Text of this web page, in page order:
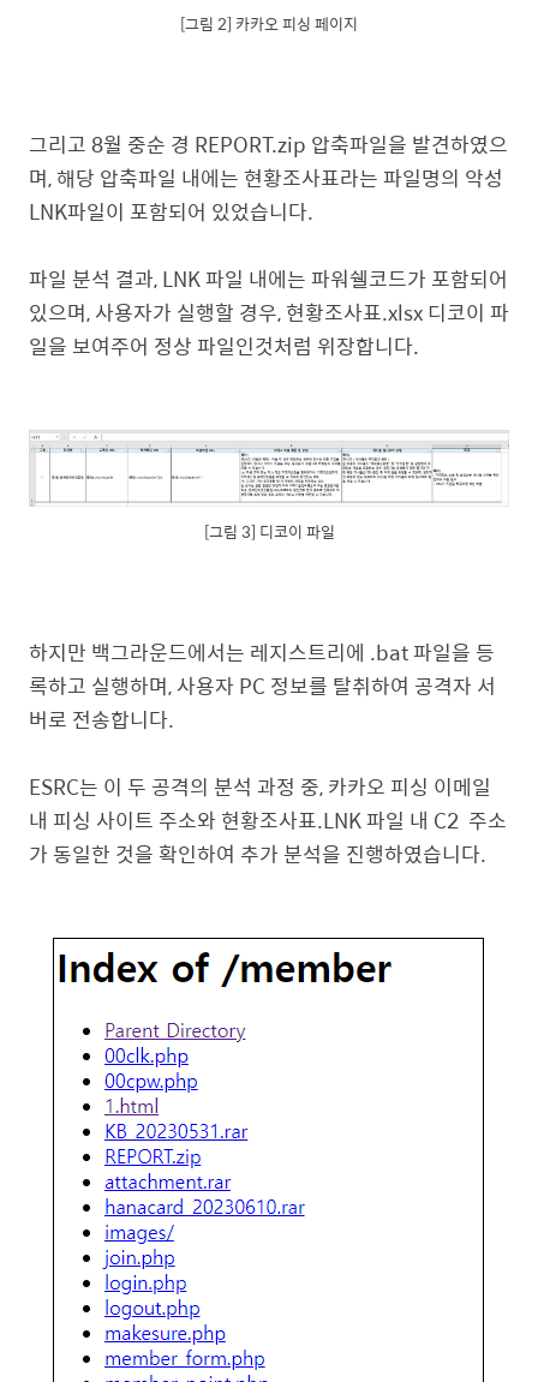
[그림 2] 카카오 피싱 페이지
그리고 8월 중순 경 REPORT.zip 압축파일을 발견하였으
며, 해당 압축파일 내에는 현황조사표라는 파일명의 악성
LNK파일이 포함되어 있었습니다.
파일 분석 결과, LNK 파일 내에는 파워쉘코드가 포함되어
있으며, 사용자가 실행할 경우, 현황조사표.xlsx 디코이 파
일을 보여주어 정상 파일인것처럼 위장합니다.
[그림 3] 디코이 파일
하지만 백그라운드에서는 레지스트리에 .bat 파일을 등
록하고 실행하며, 사용자 PC 정보를 탈취하여 공격자 서
버로 전송합니다.
ESRC는 이 두 공격의 분석 과정 중, 카카오 피싱 이메일
내 피싱 사이트 주소와 현황조사표.LNK 파일 내 C2 주소
가 동일한 것을 확인하여 추가 분석을 진행하였습니다.